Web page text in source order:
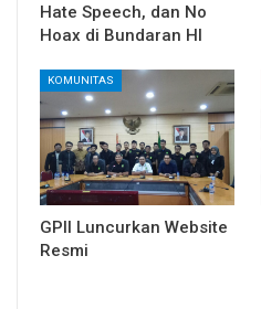
Hate Speech, dan No
Hoax di Bundaran HI
KOMUNITAS
GPII Luncurkan Website
Resmi